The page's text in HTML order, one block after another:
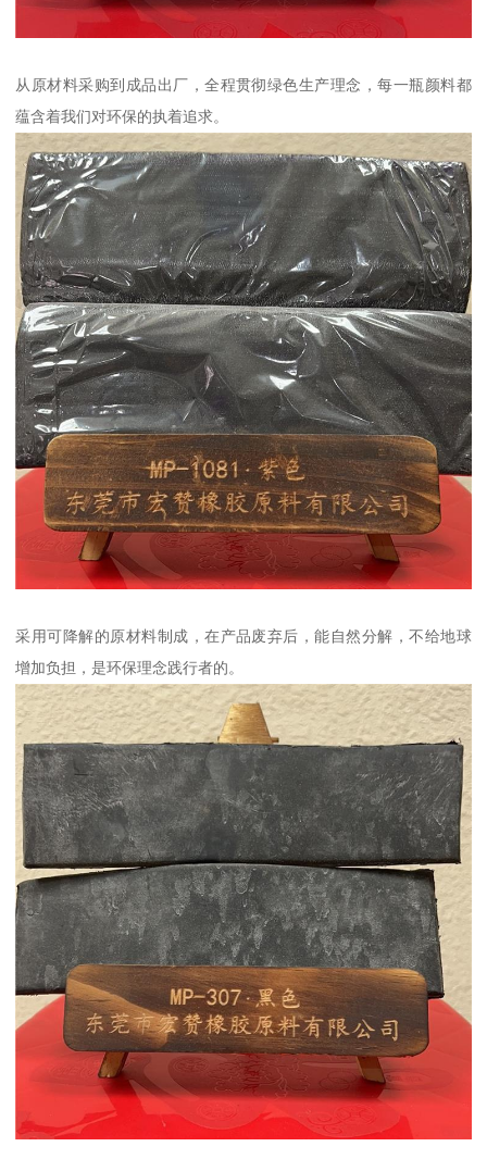
从原材料采购到成品出厂，全程贯彻绿色生产理念，每一瓶颜料都
蕴含着我们对环保的执着追求。
采用可降解的原材料制成，在产品废弃后，能自然分解，不给地球
增加负担，是环保理念践行者的。